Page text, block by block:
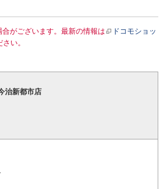
がございます。最新の情報は
ドコモショッ
い。
治新都市店